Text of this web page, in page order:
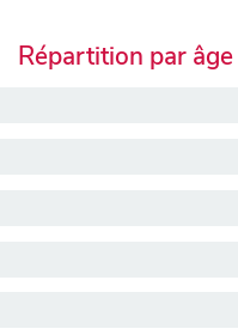
Répartition par âge